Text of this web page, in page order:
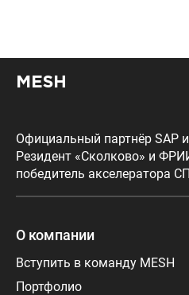
MESH
Официальный партнёр SAP
Резидент «Сколково» и
победитель акселератора
О компании
Вступить в команду MESH
Портфолио